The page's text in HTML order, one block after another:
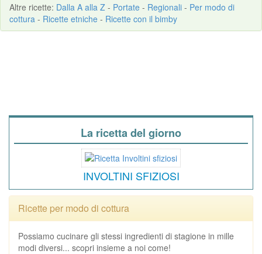
Altre ricette: Dalla A alla Z - Portate - Regionali - Per modo di
cottura - Ricette etniche - Ricette con il bimby
La ricetta del giorno
INVOLTINI SFIZIOSI
Ricette per modo di cottura
Possiamo cucinare gli stessi ingredienti di stagione in mille
modi diversi... scopri insieme a noi come!